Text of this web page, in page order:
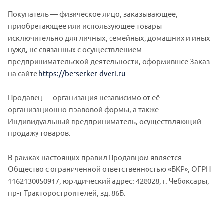
Покупатель — физическое лицо, заказывающее,
приобретающее или использующее товары
исключительно для личных, семейных, домашних и иных
нужд, не связанных с осуществлением
предпринимательской деятельности, оформившее Заказ
на сайте https://berserker-dveri.ru
Продавец — организация независимо от её
организационно-правовой формы, а также
Индивидуальный предприниматель, осуществляющий
продажу товаров.
В рамках настоящих правил Продавцом является
Общество с ограниченной ответственностью «БКР», ОГРН
1162130050917, юридический адрес: 428028, г. Чебоксары,
пр-т Тракторостроителей, зд. 86Б.